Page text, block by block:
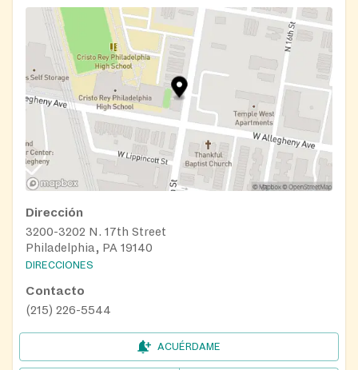
Dirección
3200-3202 N. 17th Street
Philadelphia, PA 19140
DIRECCIONES
Contacto
(215) 226-5544
ACUÉRDAME